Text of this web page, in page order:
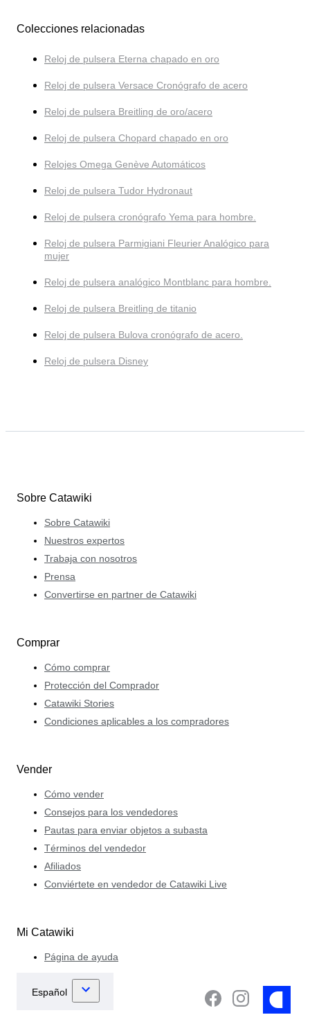
Colecciones relacionadas
Reloj de pulsera Eterna chapado en oro
Reloj de pulsera Versace Cronógrafo de acero
Reloj de pulsera Breitling de oro/acero
Reloj de pulsera Chopard chapado en oro
Relojes Omega Genève Automáticos
Reloj de pulsera Tudor Hydronaut
Reloj de pulsera cronógrafo Yema para hombre.
Reloj de pulsera Parmigiani Fleurier Analógico para
mujer
Reloj de pulsera analógico Montblanc para hombre.
Reloj de pulsera Breitling de titanio
Reloj de pulsera Bulova cronógrafo de acero.
Reloj de pulsera Disney
Sobre Catawiki
Sobre Catawiki
Nuestros expertos
Trabaja con nosotros
Prensa
Convertirse en partner de Catawiki
Comprar
Cómo comprar
Protección del Comprador
Catawiki Stories
Condiciones aplicables a los compradores
Vender
Cómo vender
Consejos para los vendedores
Pautas para enviar objetos a subasta
Términos del vendedor
Afiliados
Conviértete en vendedor de Catawiki Live
Mi Catawiki
Página de ayuda